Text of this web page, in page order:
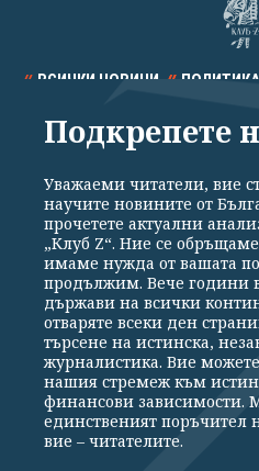
ВСИЧКИ НОВИНИ ПОЛИТИКА
СПОРТ КУЛТУРА
Общи условия
Реклама
Партньори
Екип
Издател на www.clubz.bg е „Клуб
Константинов" 3. Всички права
Подкрепете
Уважаеми читатели, вие
научите новините от
прочетете актуални
„Клуб Z“. Ние се
имаме нужда от вашата
продължим. Вече години
държави на всички
отваряте всеки ден
търсене на истинска,
журналистика. Вие
нашия стремеж към
финансови зависимости.
единственият поръчител
вие – читателите.